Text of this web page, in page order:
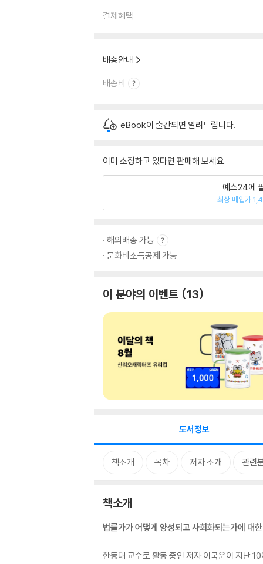
결제혜택
배송안내
배송비
eBook이 출간되면 알려드립니다.
이미 소장하고 있다면 판매해 보세요.
예스24에
최상 매입가
해외배송 가능
문화비소득공제 가능
이 분야의 이벤트 13
도서정보
책소개 목차 저자 소개 관련
책소개
법률가가 어떻게 양성되고 사회화되는가에 대
한동대 교수로 활동 중인 저자 이국운이 지난